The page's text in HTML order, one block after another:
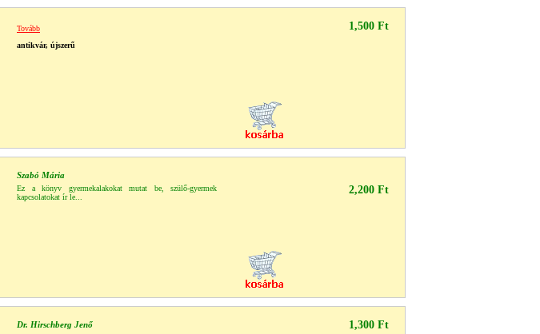
1,500 Ft
Tovább
antikvár, újszerű
Szabó Mária
Ez a könyv gyermekalakokat mutat be, szülő-gyermek
kapcsolatokat ír le...
2,200 Ft
Dr. Hirschberg Jenő 1,300 Ft